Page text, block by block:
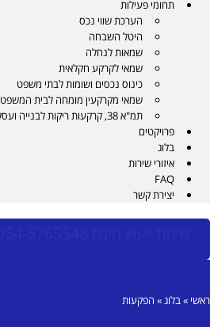
תחומי פעילות
הערכת שווי נכס
היטל השבחה
שמאות לנחלה
שמאי לקרקע חקלאית
כינוס נכסים ושומות לבתי משפט
שמאי מקרקעין מומחה לבית המשפט
תמ"א 38, קרקעות ריקות לבנייה ועסקאות
פרויקטים
בלוג
איזורי שירות
FAQ
יצירת קשר
ראשי »בלוג» הפקעות